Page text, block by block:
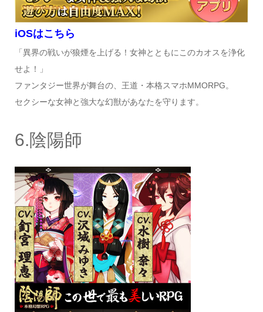
iOSはこちら
「異界の戦いが狼煙を上げる！女神とともにこのカオスを浄化
せよ！」
ファンタジー世界が舞台の、王道・本格スマホMMORPG。
セクシーな女神と強大な幻獣があなたを守ります。
6.陰陽師